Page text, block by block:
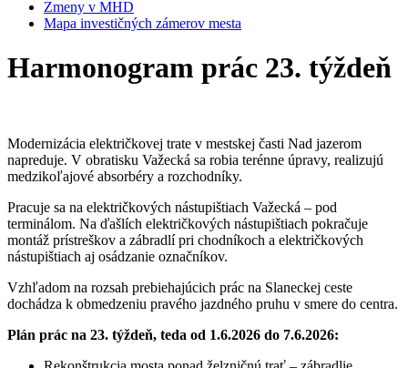
Zmeny v MHD
Mapa investičných zámerov mesta
Harmonogram prác 23. týždeň
Modernizácia električkovej trate v mestskej časti Nad jazerom
napreduje. V obratisku Važecká sa robia terénne úpravy, realizujú
medzikoľajové absorbéry a rozchodníky.
Pracuje sa na električkových nástupištiach Važecká – pod
terminálom. Na ďašlích električkových nástupištiach pokračuje
montáž prístreškov a zábradlí pri chodníkoch a električkových
nástupištiach aj osádzanie označníkov.
Vzhľadom na rozsah prebiehajúcich prác na Slaneckej ceste
dochádza k obmedzeniu pravého jazdného pruhu v smere do centra.
Plán prác na 23. týždeň, teda od 1.6.2026 do 7.6.2026: